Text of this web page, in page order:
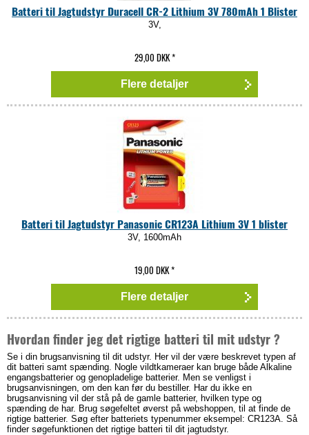
Batteri til Jagtudstyr Duracell CR-2 Lithium 3V 780mAh 1 Blister
3V,
29,00 DKK*
Flere detaljer
Batteri til Jagtudstyr Panasonic CR123A Lithium 3V 1 blister
3V, 1600mAh
19,00 DKK*
Flere detaljer
Hvordan finder jeg det rigtige batteri til mit udstyr ?
Se i din brugsanvisning til dit udstyr. Her vil der være beskrevet typen af
dit batteri samt spænding. Nogle vildtkameraer kan bruge både Alkaline
engangsbatterier og genopladelige batterier. Men se venligst i
brugsanvisningen, om den kan før du bestiller. Har du ikke en
brugsanvisning vil der stå på de gamle batterier, hvilken type og
spænding de har. Brug søgefeltet øverst på webshoppen, til at finde de
rigtige batterier. Søg efter batteriets typenummer eksempel: CR123A. Så
finder søgefunktionen det rigtige batteri til dit jagtudstyr.